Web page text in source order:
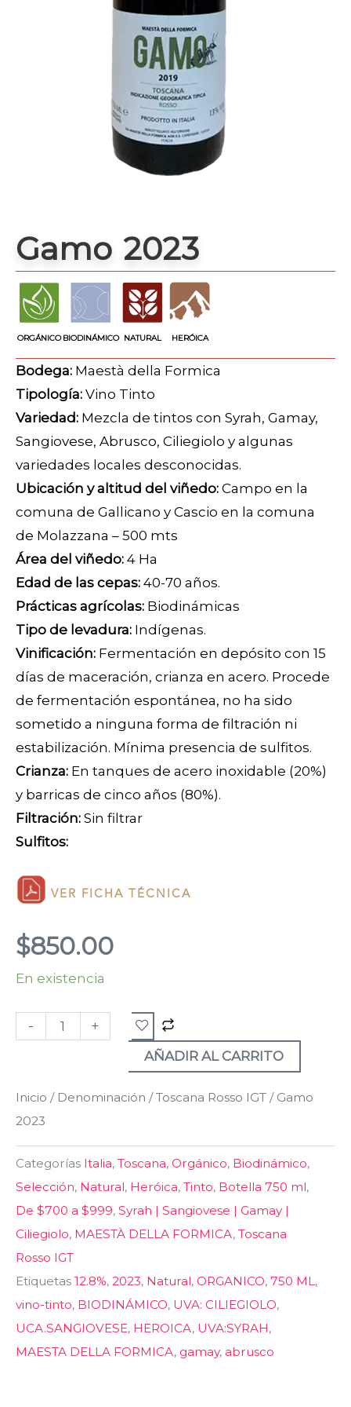
Gamo 2023
ORGÁNICO BIODINÁMICO NATURAL HERÓICA
Bodega: Maestà della Formica
Tipología: Vino Tinto
Variedad: Mezcla de tintos con Syrah, Gamay,
Sangiovese, Abrusco, Ciliegiolo y algunas
variedades locales desconocidas.
Ubicación y altitud del viñedo: Campo en la
comuna de Gallicano y Cascio en la comuna
de Molazzana – 500 mts
Área del viñedo: 4 Ha
Edad de las cepas: 40-70 años.
Prácticas agrícolas: Biodinámicas
Tipo de levadura: Indígenas.
Vinificación: Fermentación en depósito con 15
días de maceración, crianza en acero. Procede
de fermentación espontánea, no ha sido
sometido a ninguna forma de filtración ni
estabilización. Mínima presencia de sulfitos.
Crianza: En tanques de acero inoxidable (20%)
y barricas de cinco años (80%).
Filtración: Sin filtrar
Sulfitos:
VER FICHA TÉCNICA
$850.00
En existencia
-
Gamo
cantidad
+
AÑADIR AL CARRITO
Inicio / Denominación /Toscana Rosso IGT / Gamo
2023
Categorías Italia, Toscana, Orgánico, Biodinámico,
Selección, Natural, Heróica, Tinto, Botella 750 ml,
De $700 a $999, Syrah | Sangiovese | Gamay |
Ciliegiolo, MAESTÀ DELLA FORMICA, Toscana
Rosso IGT
Etiquetas 12.8%, 2023, Natural, ORGANICO, 750 ML,
vino-tinto, BIODINÁMICO, UVA: CILIEGIOLO,
UCA.SANGIOVESE, HEROICA, UVA:SYRAH,
MAESTA DELLA FORMICA, gamay, abrusco